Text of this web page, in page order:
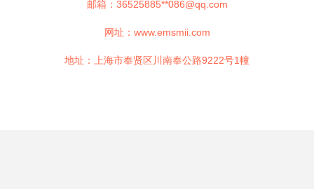
邮箱：36525885**086@qq.com
网址： www.emsmii.com
地址：上海市奉贤区川南奉公路9222号1幢